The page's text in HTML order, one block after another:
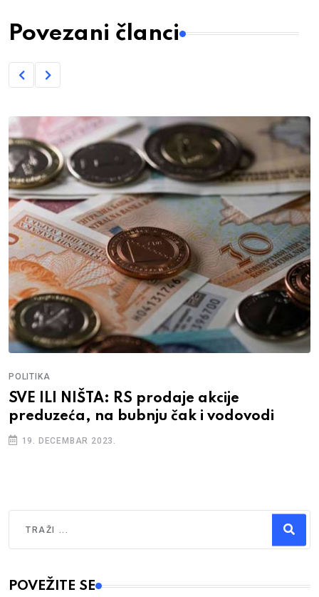
Povezani članci
POLITIKA
SVE ILI NIŠTA: RS prodaje akcije
preduzeća, na bubnju čak i vodovodi
19. DECEMBAR 2023.
Type 2 or more characters for results.
POVEŽITE SE